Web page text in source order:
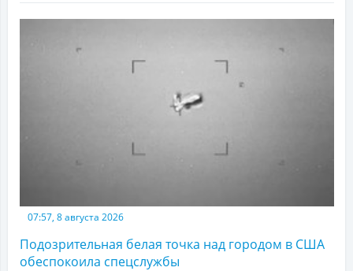
07:57, 8 августа 2026
Подозрительная белая точка над городом в США
обеспокоила спецслужбы